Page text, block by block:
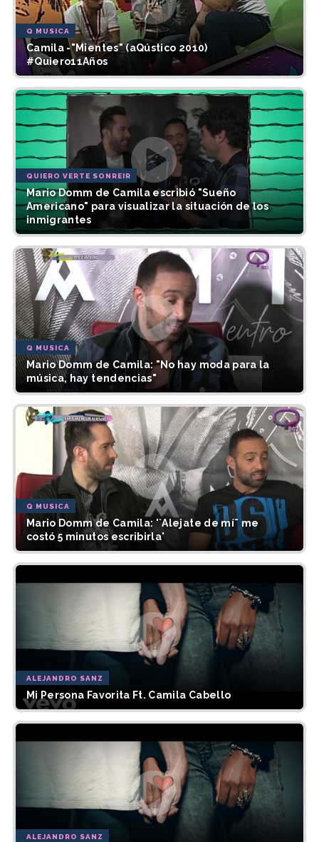
Q MUSICA
Camila -"Mientes" (aQústico 2010)
#Quiero11Años
QUIERO VERTE SONREIR
Mario Domm de Camila escribió "Sueño
Americano" para visualizar la situación de los
inmigrantes
Q MUSICA
Mario Domm de Camila: "No hay moda para la
música, hay tendencias"
Q MUSICA
Mario Domm de Camila: '`Alejate de mí¨ me
costó 5 minutos escribirla'
ALEJANDRO SANZ
Mi Persona Favorita Ft. Camila Cabello
ALEJANDRO SANZ